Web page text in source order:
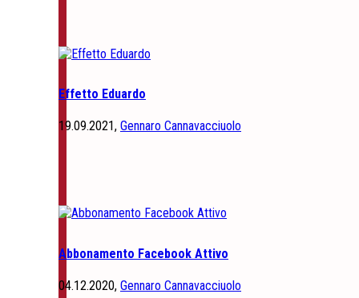
Effetto Eduardo
19.09.2021, Gennaro Cannavacciuolo
Abbonamento Facebook Attivo
04.12.2020, Gennaro Cannavacciuolo